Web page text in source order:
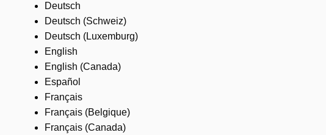
Deutsch
Deutsch (Schweiz)
Deutsch (Luxemburg)
English
English (Canada)
Español
Français
Français (Belgique)
Français (Canada)